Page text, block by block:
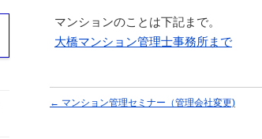
マンションのことは下記まで。
大橋マンション管理士事務所まで
← マンション管理セミナー（管理会社変更)